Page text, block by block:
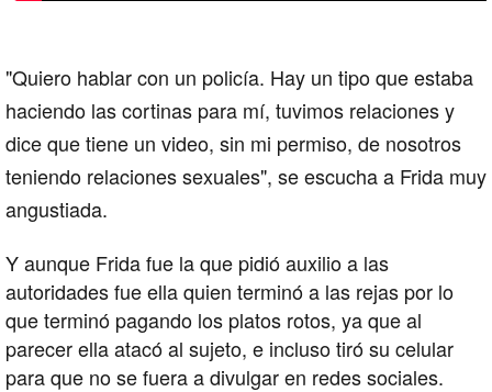
"Quiero hablar con un policía. Hay un tipo que estaba
haciendo las cortinas para mí, tuvimos relaciones y
dice que tiene un video, sin mi permiso, de nosotros
teniendo relaciones sexuales", se escucha a Frida muy
angustiada.
Y aunque Frida fue la que pidió auxilio a las
autoridades fue ella quien terminó a las rejas por lo
que terminó pagando los platos rotos, ya que al
parecer ella atacó al sujeto, e incluso tiró su celular
para que no se fuera a divulgar en redes sociales.